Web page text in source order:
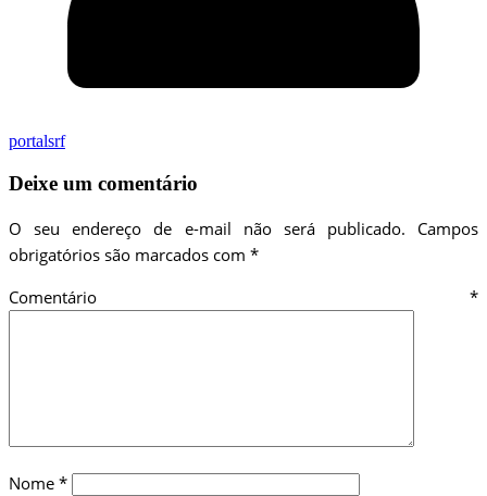
portalsrf
Deixe um comentário
O seu endereço de e-mail não será publicado.
Campos
obrigatórios são marcados com *
Comentário *
Nome *